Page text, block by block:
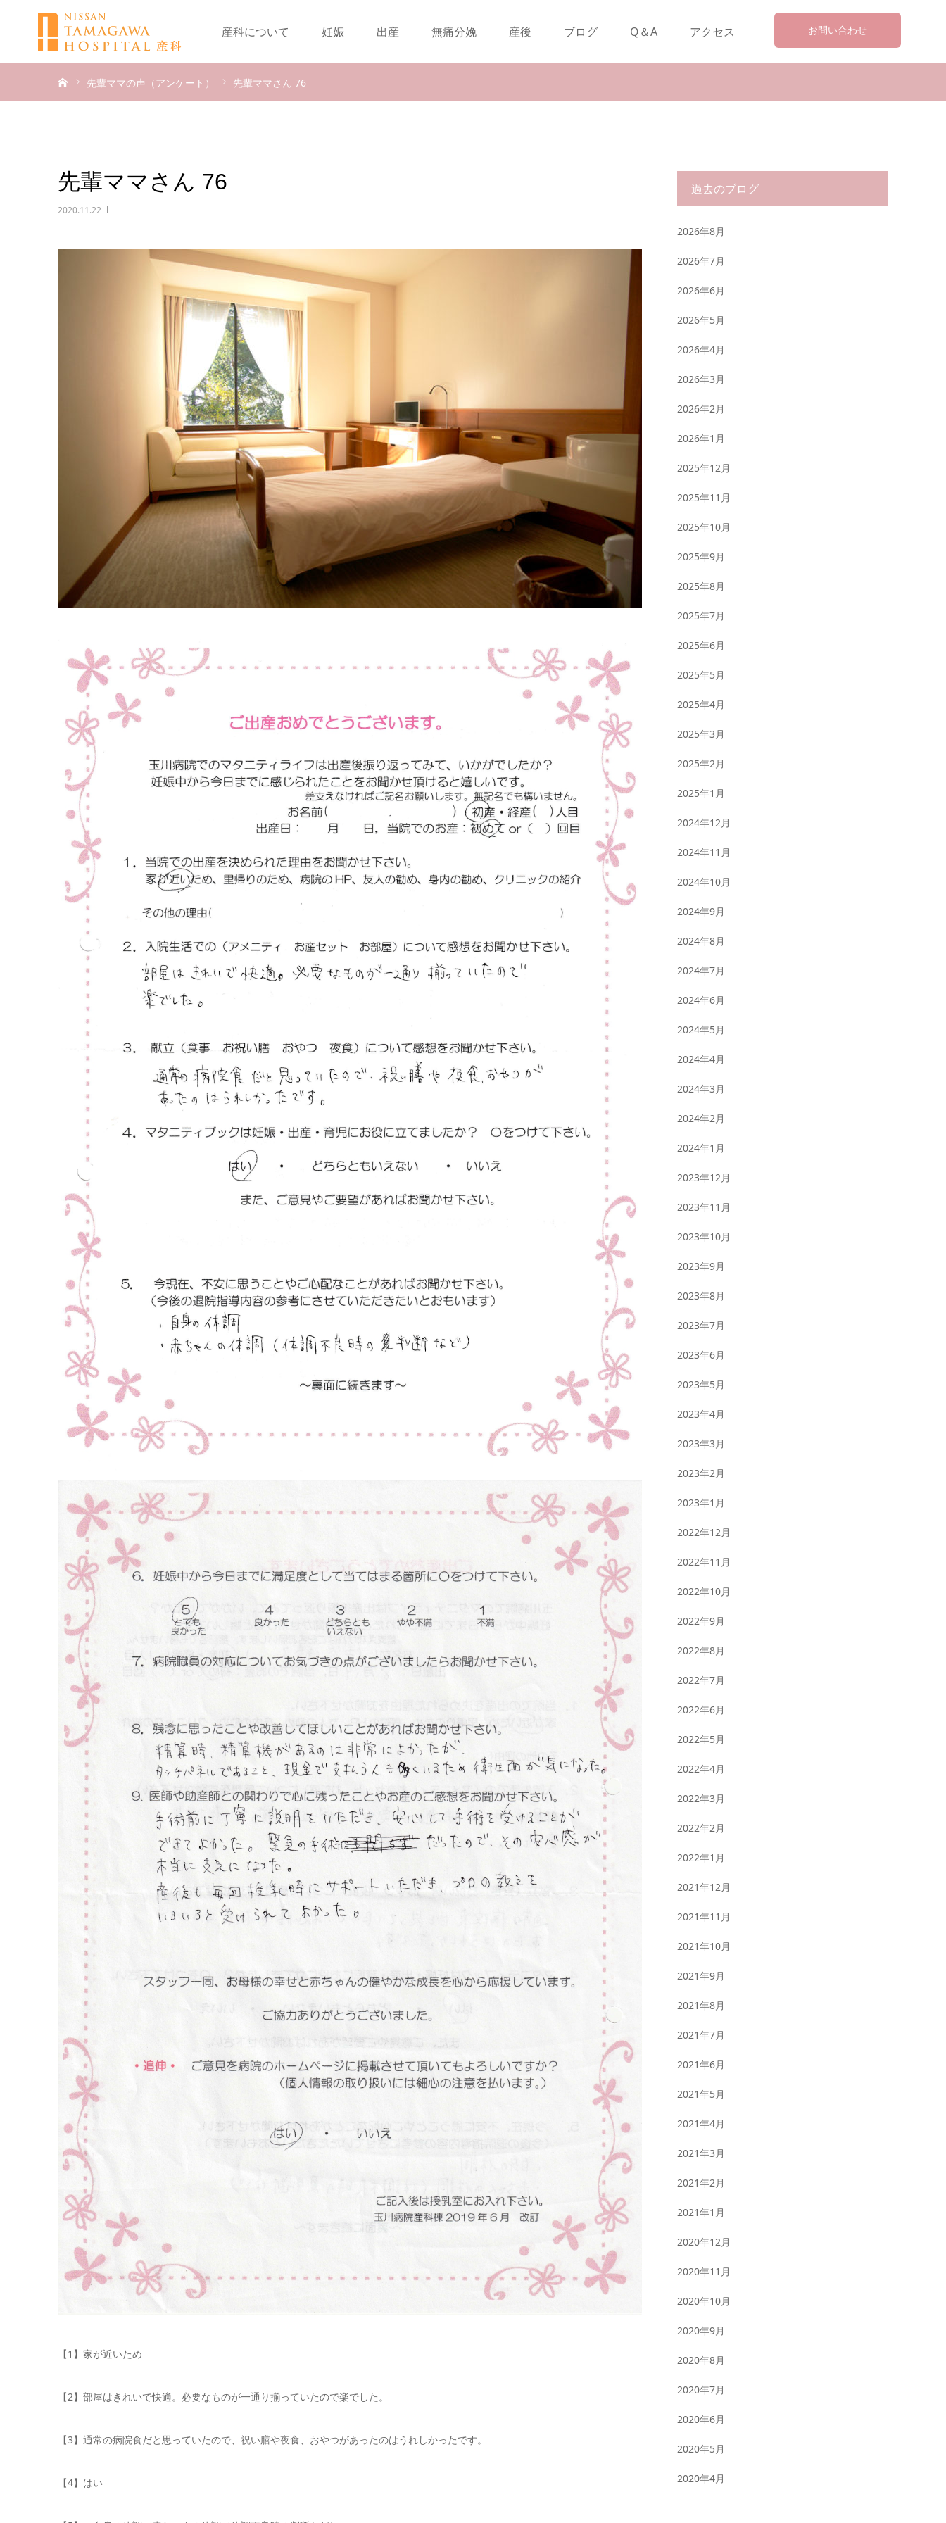
お問い合わせ
産科について 妊娠 出産 無痛分娩 産後 ブログ Q＆A アクセス
先輩ママの声（アンケート） 先輩ママさん 76
先輩ママさん 76
2020.11.22
【1】家が近いため
【2】部屋はきれいで快適。必要なものが一通り揃っていたので楽でした。
【3】通常の病院食だと思っていたので、祝い膳や夜食、おやつがあったのはうれしかったです。
【4】はい
過去のブログ
2026年8月
2026年7月
2026年6月
2026年5月
2026年4月
2026年3月
2026年2月
2026年1月
2025年12月
2025年11月
2025年10月
2025年9月
2025年8月
2025年7月
2025年6月
2025年5月
2025年4月
2025年3月
2025年2月
2025年1月
2024年12月
2024年11月
2024年10月
2024年9月
2024年8月
2024年7月
2024年6月
2024年5月
2024年4月
2024年3月
2024年2月
2024年1月
2023年12月
2023年11月
2023年10月
2023年9月
2023年8月
2023年7月
2023年6月
2023年5月
2023年4月
2023年3月
2023年2月
2023年1月
2022年12月
2022年11月
2022年10月
2022年9月
2022年8月
2022年7月
2022年6月
2022年5月
2022年4月
2022年3月
2022年2月
2022年1月
2021年12月
2021年11月
2021年10月
2021年9月
2021年8月
2021年7月
2021年6月
2021年5月
2021年4月
2021年3月
2021年2月
2021年1月
2020年12月
2020年11月
2020年10月
2020年9月
2020年8月
2020年7月
2020年6月
2020年5月
2020年4月